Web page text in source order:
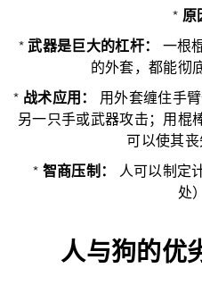
*原
*武器是巨大的杠杆： 一根
的外套，都能彻
* 战术应用： 用外套缠住手
另一只手或武器攻击；用棍
可以使其丧
*智商压制：
人可以制定
处
人与狗的优